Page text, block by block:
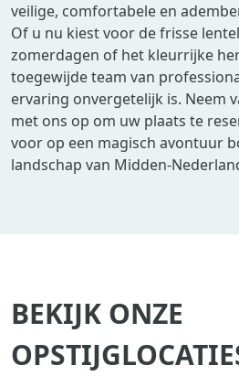
veilige, comfortabele en
Of u nu kiest voor de frisse
zomerdagen of het kleurrijke
toegewijde team van
ervaring onvergetelijk is. Neem
met ons op om uw plaats te
voor op een magisch avontuur
landschap van Midden-
BEKIJK ONZE